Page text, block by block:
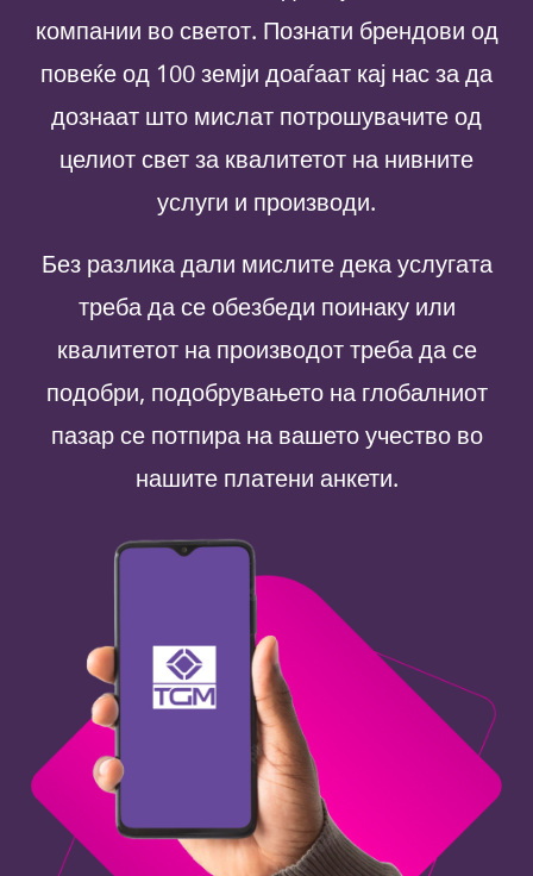
компании во светот. Познати брендови од
повеќе од 100 земји доаѓаат кај нас за да
дознаат што мислат потрошувачите од
целиот свет за квалитетот на нивните
услуги и производи.
Без разлика дали мислите дека услугата
треба да се обезбеди поинаку или
квалитетот на производот треба да се
подобри, подобрувањето на глобалниот
пазар се потпира на вашето учество во
нашите платени анкети.